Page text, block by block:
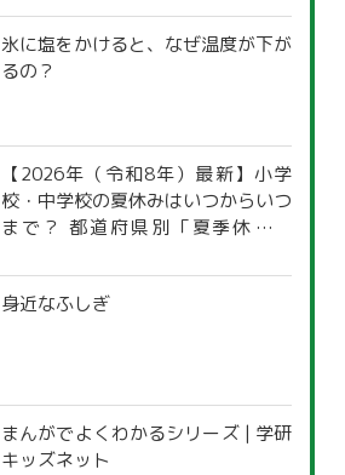
氷に塩をかけると、なぜ温度が下が
るの？
【2026年（令和8年）最新】小学
校・中学校の夏休みはいつからいつ
まで？ 都道府県別「夏季休暇一
身近なふしぎ
まんがでよくわかるシリーズ | 学研
キッズネット